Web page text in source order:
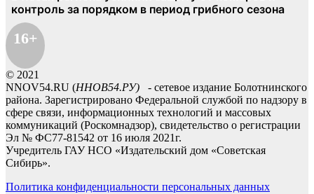
16+
© 2021
NNOV54.RU (ННОВ54.РУ) - сетевое издание Болотнинского
района. Зарегистрировано Федеральной службой по надзору в
сфере связи, информационных технологий и массовых
коммуникаций (Роскомнадзор), свидетельство о регистрации
Эл № ФС77-81542 от 16 июля 2021г.
Учредитель ГАУ НСО «Издательский дом «Советская
Сибирь».
Политика конфиденциальности персональных данных